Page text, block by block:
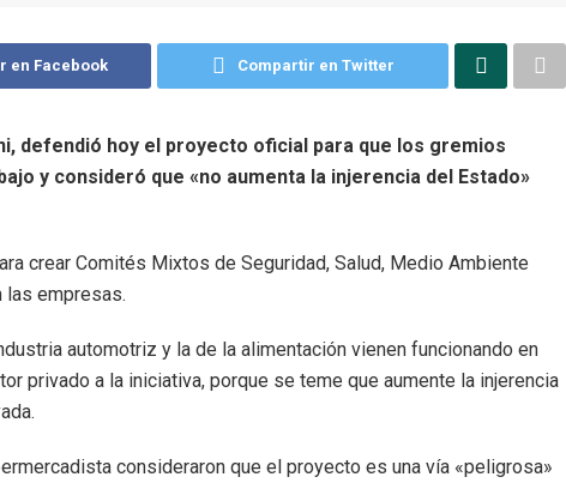
en Facebook Compartir en Twitter
defendió hoy el proyecto oficial para que los gremios
y consideró que «no aumenta la injerencia del Estado»
crear Comités Mixtos de Seguridad, Salud, Medio Ambiente
las empresas.
automotriz y la de la alimentación vienen funcionando en
privado a la iniciativa, porque se teme que aumente la injerencia
consideraron que el proyecto es una vía «peligrosa»